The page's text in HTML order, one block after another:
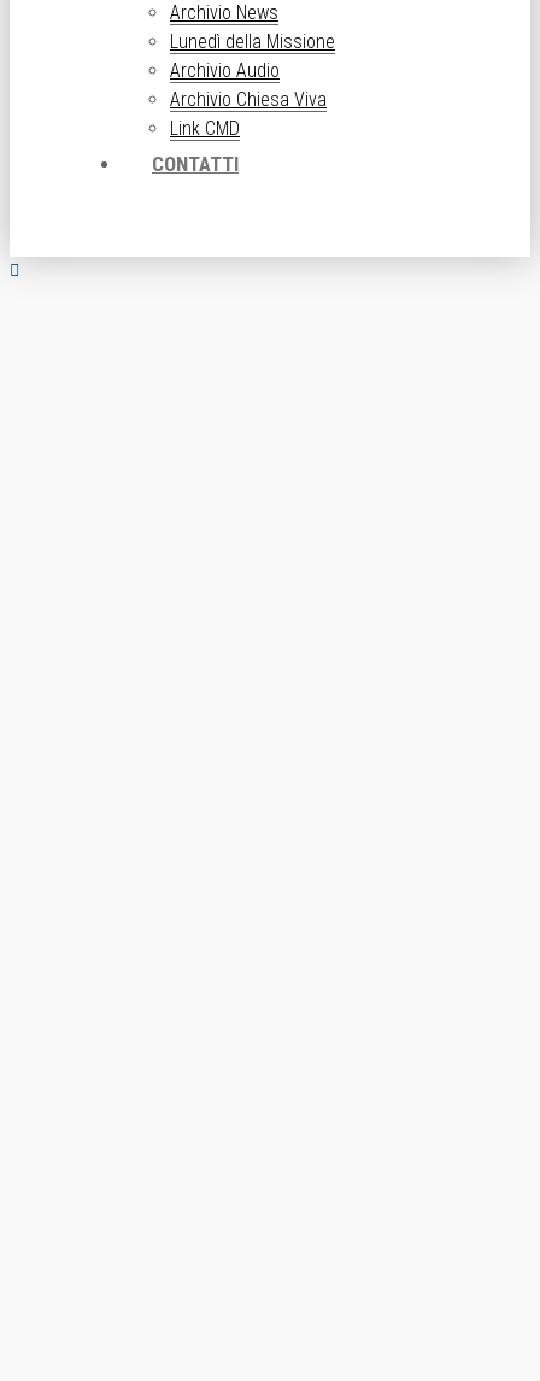
Archivio News
Lunedì della Missione
Archivio Audio
Archivio Chiesa Viva
Link CMD
CONTATTI